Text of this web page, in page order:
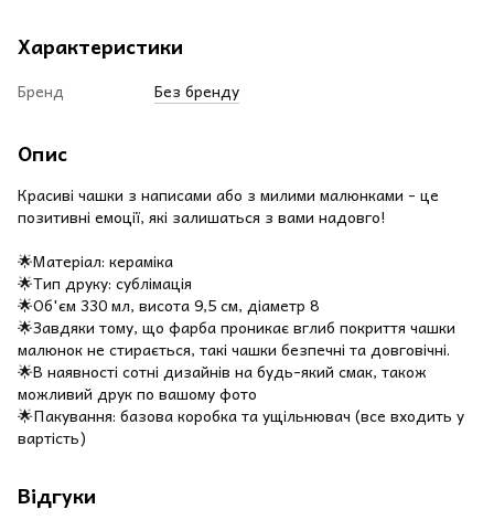
Характеристики
Бренд Без бренду
Опис
Красиві чашки з написами або з милими малюнками - це
позитивні емоції, які залишаться з вами надовго!
🌟Матеріал: кераміка
🌟Тип друку: сублімація
🌟Об'єм 330 мл, висота 9,5 см, діаметр 8
🌟Завдяки тому, що фарба проникає вглиб покриття чашки
малюнок не стирається, такі чашки безпечні та довговічні.
🌟В наявності сотні дизайнів на будь-який смак, також
можливий друк по вашому фото
🌟Пакування: базова коробка та ущільнювач (все входить у
вартість)
Відгуки